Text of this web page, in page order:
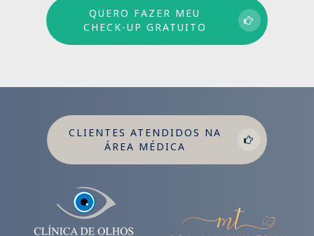
QUERO FAZER MEU
CHECK-UP GRATUITO
CLIENTES ATENDIDOS NA
ÁREA MÉDICA